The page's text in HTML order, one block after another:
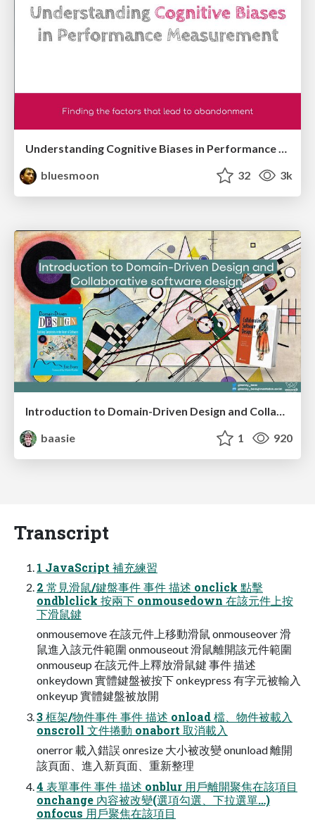
Understanding Cognitive Biases in Performance Measurement
bluesmoon
32 3k
baasie
1 920
Transcript
1 JavaScript 補充練習
2 常見滑鼠/鍵盤事件 事件 描述 onclick 點擊
ondblclick 按兩下 onmousedown 在該元件上按
下滑鼠鍵
onmousemove 在該元件上移動滑鼠 onmouseover 滑
鼠進入該元件範圍 onmouseout 滑鼠離開該元件範圍
onmouseup 在該元件上釋放滑鼠鍵 事件 描述
onkeydown 實體鍵盤被按下 onkeypress 有字元被輸入
onkeyup 實體鍵盤被放開
3 框架/物件事件 事件 描述 onload 檔、物件被載入
onscroll 文件捲動 onabort 取消載入
onerror 載入錯誤 onresize 大小被改變 onunload 離開
該頁面、進入新頁面、重新整理
4 表單事件 事件 描述 onblur 用戶離開聚焦在該項目
onchange 內容被改變(選項勾選、下拉選單…)
onfocus 用戶聚焦在該項目